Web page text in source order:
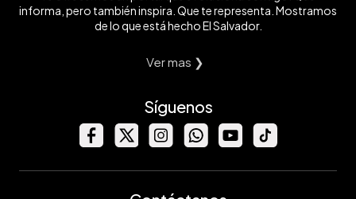
informa, pero también inspira. Que te representa. Mostramos
de lo que está hecho El Salvador.
Ver mas ❯
Síguenos